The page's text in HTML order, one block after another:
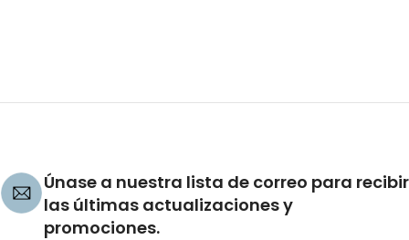
Únase a nuestra lista de correo para recibir
las últimas actualizaciones y
promociones.